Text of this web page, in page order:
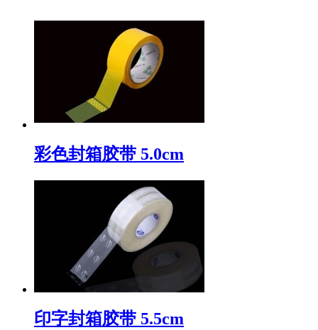
彩色封箱胶带 5.0cm
印字封箱胶带 5.5cm